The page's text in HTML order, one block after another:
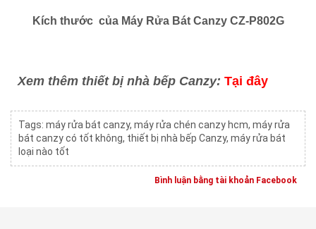
Kích thước của Máy Rửa Bát Canzy CZ-P802G
Xem thêm thiết bị nhà bếp Canzy: Tại đây
Tags: máy rửa bát canzy, máy rửa chén canzy hcm, máy rửa
bát canzy có tốt không, thiết bị nhà bếp Canzy, máy rửa bát
loại nào tốt
Bình luận bằng tài khoản Facebook